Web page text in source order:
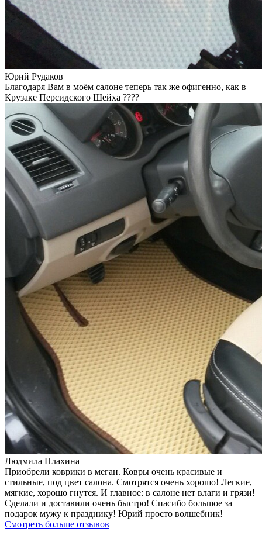
Юрий Рудаков
Благодаря Вам в моём салоне теперь так же офигенно, как в
Крузаке Персидского Шейха ????
Людмила Плахина
Приобрели коврики в меган. Ковры очень красивые и
стильные, под цвет салона. Смотрятся очень хорошо! Легкие,
мягкие, хорошо гнутся. И главное: в салоне нет влаги и грязи!
Сделали и доставили очень быстро! Спасибо большое за
подарок мужу к празднику! Юрий просто волшебник!
Смотреть больше отзывов